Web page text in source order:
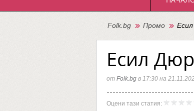
Folk.bg Промо
Есил
от Folk.bg в 17:30 на
Оцени тази статия: